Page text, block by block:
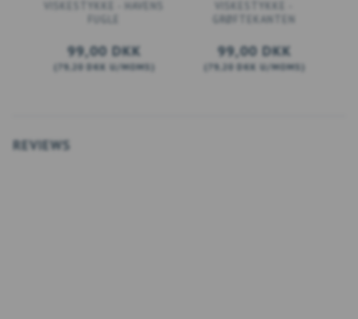
VISKESTYKKE - HAVENS
99,00 DKK
79,20 DKK U/MOMS
VISKESTYKKE -
GRØFTEKANTEN
99,00 DKK
79,20 DKK U/MOMS
REVIEWS